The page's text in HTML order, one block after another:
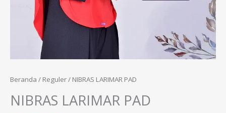
Beranda / Reguler/ NIBRAS LARIMAR PAD
NIBRAS LARIMAR PAD